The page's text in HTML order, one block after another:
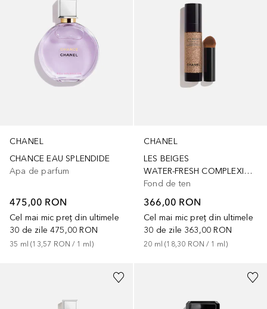
CHANEL
CHANCE EAU SPLENDIDE
Apa de parfum
475,00 RON
Cel mai mic preț din ultimele
30 de zile 475,00 RON
35 ml (13,57 RON / 1 ml )
CHANEL
LES BEIGES
WATER-FRESH COMPLEXION TOUCH
Fond de ten
366,00 RON
Cel mai mic preț din ultimele
30 de zile 363,00 RON
20 ml (18,30 RON / 1 ml )